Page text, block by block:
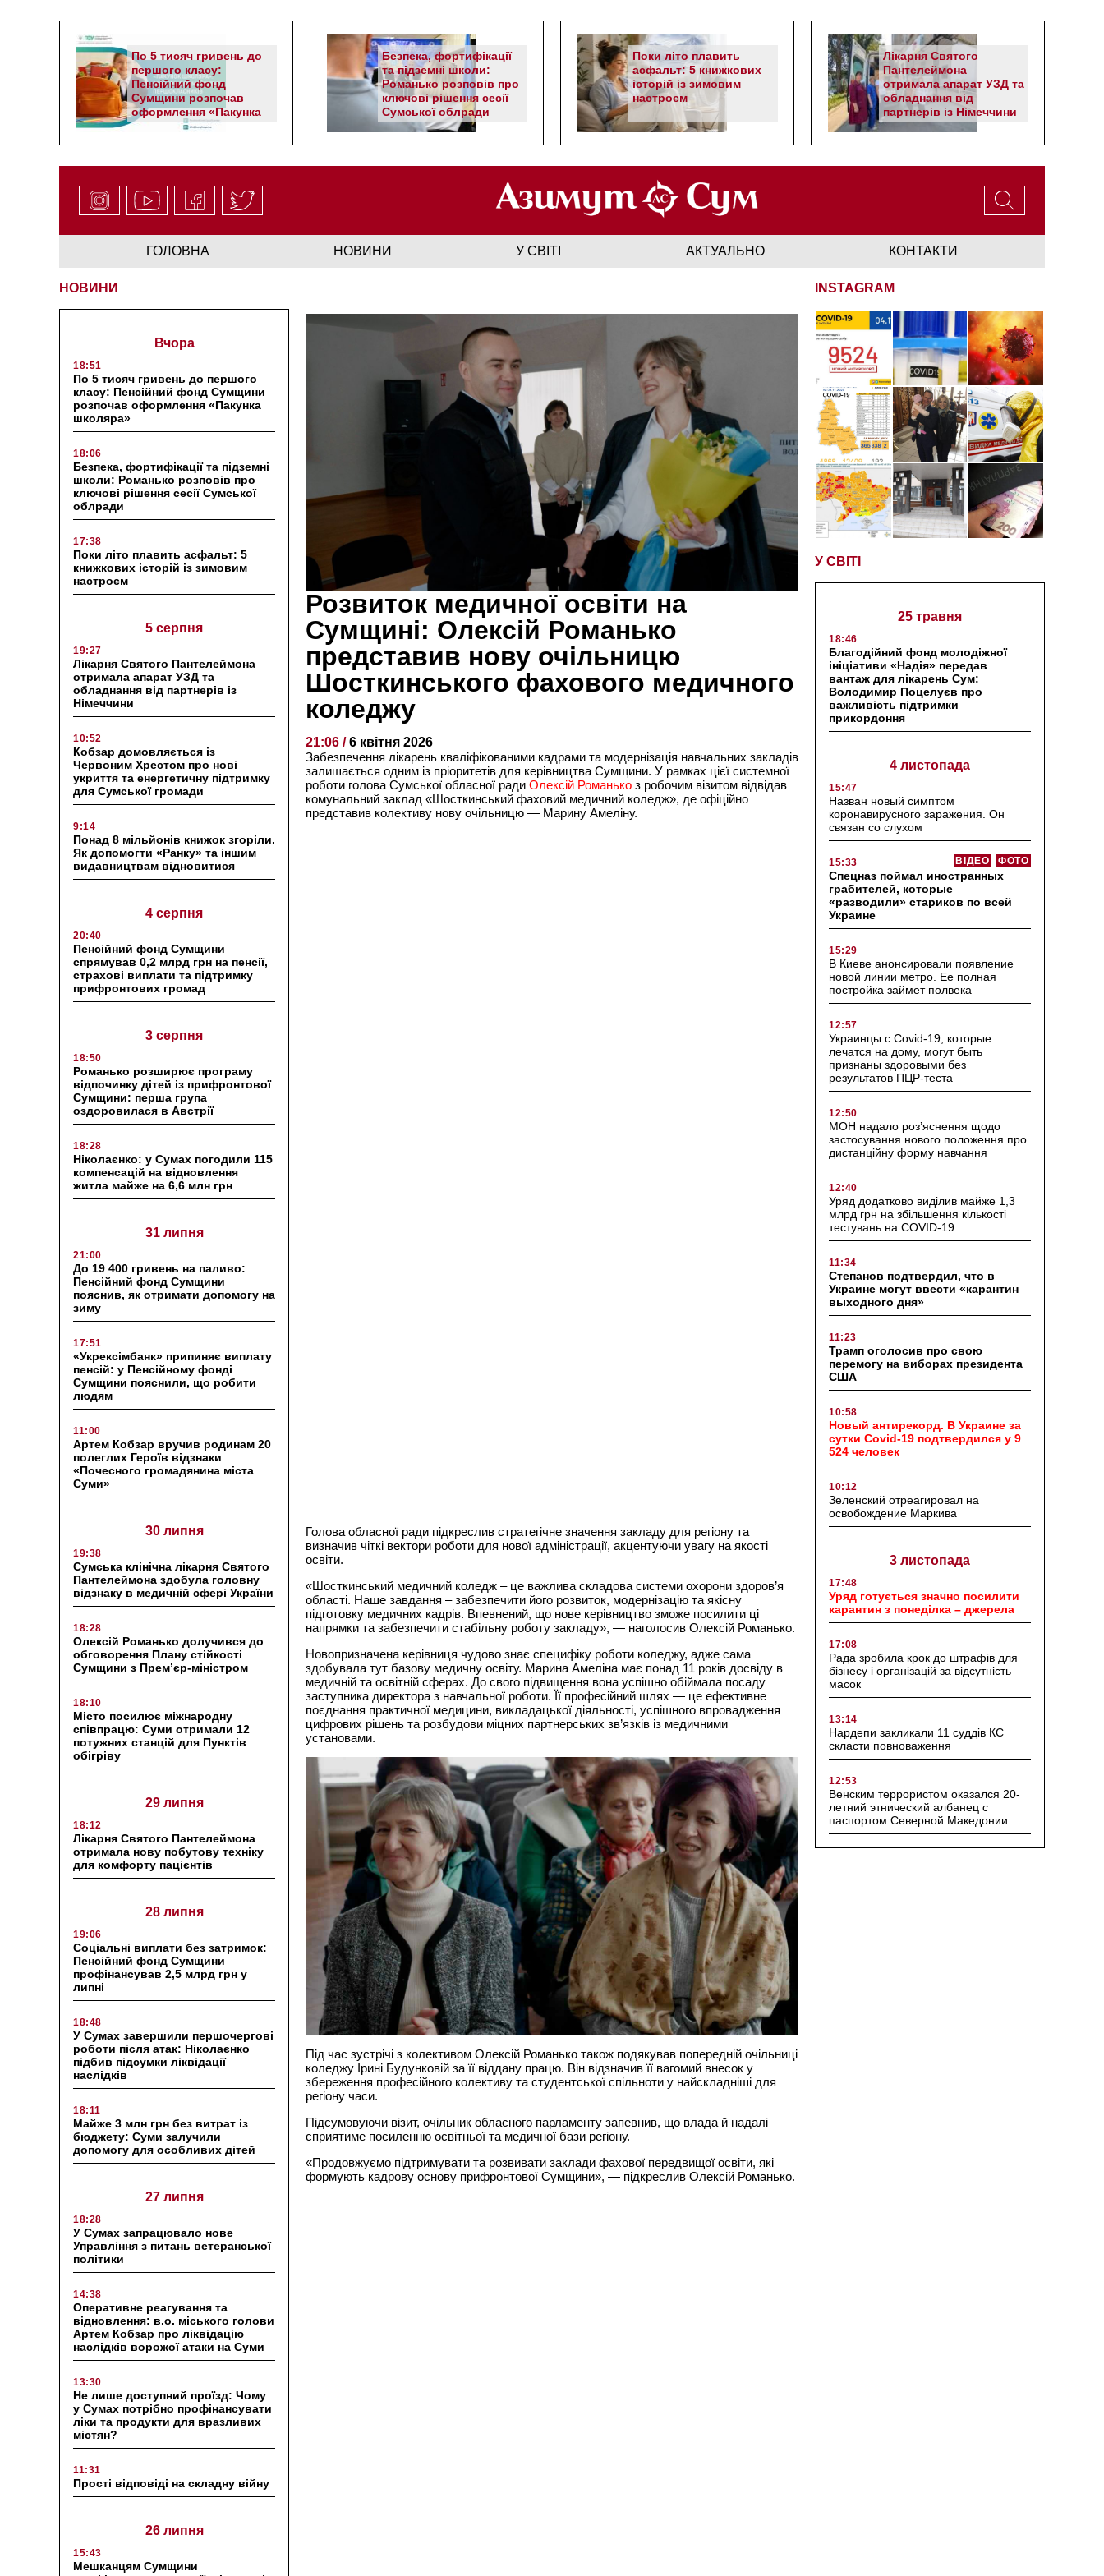
По 5 тисяч гривень до
першого класу:
Пенсійний фонд
Сумщини розпочав
оформлення «Пакунка
школяра»
Безпека, фортифікації
та підземні школи:
Романько розповів про
ключові рішення сесії
Сумської облради
Поки літо плавить
асфальт: 5 книжкових
історій із зимовим
настроєм
Лікарня Святого
Пантелеймона
отримала апарат УЗД та
обладнання від
партнерів із Німеччини
ГОЛОВНА НОВИНИ У СВІТІ АКТУАЛЬНО КОНТАКТИ
НОВИНИ
Вчора
18:51
По 5 тисяч гривень до першого
класу: Пенсійний фонд Сумщини
розпочав оформлення «Пакунка
школяра»
18:06
Безпека, фортифікації та підземні
школи: Романько розповів про
ключові рішення сесії Сумської
облради
17:38
Поки літо плавить асфальт: 5
книжкових історій із зимовим
настроєм
5 серпня
19:27
Лікарня Святого Пантелеймона
отримала апарат УЗД та
обладнання від партнерів із
Німеччини
10:52
Кобзар домовляється із
Червоним Хрестом про нові
укриття та енергетичну підтримку
для Сумської громади
9:14
Понад 8 мільйонів книжок згоріли.
Як допомогти «Ранку» та іншим
видавництвам відновитися
4 серпня
20:40
Пенсійний фонд Сумщини
спрямував 0,2 млрд грн на пенсії,
страхові виплати та підтримку
прифронтових громад
3 серпня
18:50
Романько розширює програму
відпочинку дітей із прифронтової
Сумщини: перша група
оздоровилася в Австрії
18:28
Ніколаєнко: у Сумах погодили 115
компенсацій на відновлення
житла майже на 6,6 млн грн
31 липня
21:00
До 19 400 гривень на паливо:
Пенсійний фонд Сумщини
пояснив, як отримати допомогу на
зиму
17:51
«Укрексімбанк» припиняє виплату
пенсій: у Пенсійному фонді
Сумщини пояснили, що робити
людям
11:00
Артем Кобзар вручив родинам 20
полеглих Героїв відзнаки
«Почесного громадянина міста
Суми»
30 липня
19:38
Сумська клінічна лікарня Святого
Пантелеймона здобула головну
відзнаку в медичній сфері України
18:28
Олексій Романько долучився до
обговорення Плану стійкості
Сумщини з Прем’єр-міністром
18:10
Місто посилює міжнародну
співпрацю: Суми отримали 12
потужних станцій для Пунктів
обігріву
29 липня
18:12
Лікарня Святого Пантелеймона
отримала нову побутову техніку
для комфорту пацієнтів
28 липня
19:06
Соціальні виплати без затримок:
Пенсійний фонд Сумщини
профінансував 2,5 млрд грн у
липні
18:48
У Сумах завершили першочергові
роботи після атак: Ніколаєнко
підбив підсумки ліквідації
наслідків
18:11
Майже 3 млн грн без витрат із
бюджету: Суми залучили
допомогу для особливих дітей
27 липня
18:28
У Сумах запрацювало нове
Управління з питань ветеранської
політики
14:38
Оперативне реагування та
відновлення: в.о. міського голови
Артем Кобзар про ліквідацію
наслідків ворожої атаки на Суми
13:30
Не лише доступний проїзд: Чому
у Сумах потрібно профінансувати
ліки та продукти для вразливих
містян?
11:31
Прості відповіді на складну війну
26 липня
15:43
Мешканцям Сумщини
Розвиток медичної освіти на
Сумщині: Олексій Романько
представив нову очільницю
Шосткинського фахового медичного
коледжу
21:06 /6 квітня 2026
Забезпечення лікарень кваліфікованими кадрами та модернізація навчальних закладів
залишається одним із пріоритетів для керівництва Сумщини. У рамках цієї системної
роботи голова Сумської обласної ради Олексій Романько з робочим візитом відвідав
комунальний заклад «Шосткинський фаховий медичний коледж», де офіційно
представив колективу нову очільницю — Марину Амеліну.
Голова обласної ради підкреслив стратегічне значення закладу для регіону та
визначив чіткі вектори роботи для нової адміністрації, акцентуючи увагу на якості
освіти.
«Шосткинський медичний коледж – це важлива складова системи охорони здоров’я
області. Наше завдання – забезпечити його розвиток, модернізацію та якісну
підготовку медичних кадрів. Впевнений, що нове керівництво зможе посилити ці
напрямки та забезпечити стабільну роботу закладу», — наголосив Олексій Романько.
Новопризначена керівниця чудово знає специфіку роботи коледжу, адже сама
здобувала тут базову медичну освіту. Марина Амеліна має понад 11 років досвіду в
медичній та освітній сферах. До свого підвищення вона успішно обіймала посаду
заступника директора з навчальної роботи. Її професійний шлях — це ефективне
поєднання практичної медицини, викладацької діяльності, успішного впровадження
цифрових рішень та розбудови міцних партнерських зв’язків із медичними
установами.
Під час зустрічі з колективом Олексій Романько також подякував попередній очільниці
коледжу Ірині Будунковій за її віддану працю. Він відзначив її вагомий внесок у
збереження професійного колективу та студентської спільноти у найскладніші для
регіону часи.
Підсумовуючи візит, очільник обласного парламенту запевнив, що влада й надалі
сприятиме посиленню освітньої та медичної бази регіону.
«Продовжуємо підтримувати та розвивати заклади фахової передвищої освіти, які
формують кадрову основу прифронтової Сумщини», — підкреслив Олексій Романько.
INSTAGRAM
У СВІТІ
25 травня
18:46
Благодійний фонд молодіжної
ініціативи «Надія» передав
вантаж для лікарень Сум:
Володимир Поцелуєв про
важливість підтримки
прикордоння
4 листопада
15:47
Назван новый симптом
коронавирусного заражения. Он
связан со слухом
15:33 ФОТО
ВІДЕО
Спецназ поймал иностранных
грабителей, которые
«разводили» стариков по всей
Украине
15:29
В Киеве анонсировали появление
новой линии метро. Ее полная
постройка займет полвека
12:57
Украинцы с Covid-19, которые
лечатся на дому, могут быть
признаны здоровыми без
результатов ПЦР-теста
12:50
МОН надало роз’яснення щодо
застосування нового положення про
дистанційну форму навчання
12:40
Уряд додатково виділив майже 1,3
млрд грн на збільшення кількості
тестувань на COVID-19
11:34
Степанов подтвердил, что в
Украине могут ввести «карантин
выходного дня»
11:23
Трамп оголосив про свою
перемогу на виборах президента
США
10:58
Новый антирекорд. В Украине за
сутки Covid-19 подтвердился у 9
524 человек
10:12
Зеленский отреагировал на
освобождение Маркива
3 листопада
17:48
Уряд готується значно посилити
карантин з понеділка – джерела
17:08
Рада зробила крок до штрафів для
бізнесу і організацій за відсутність
масок
13:14
Нардепи закликали 11 суддів КС
скласти повноваження
12:53
Венским террористом оказался 20-
летний этнический албанец с
паспортом Северной Македонии